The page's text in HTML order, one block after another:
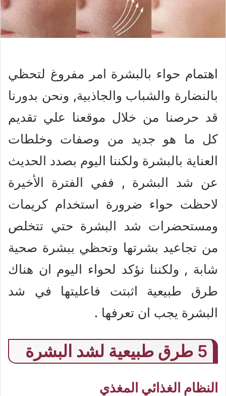
اهتمام حواء بالبشرة امر مفروغ لتحظي
بالنضارة والشباب والجاذبية, ونحن بدورنا
قد حرصنا من خلال موقعنا علي تقديم
كل ما هو جديد من وصفات وخلطات
العناية بالبشرة ولكننا اليوم بصدد الحديث
عن شد البشرة , ففي الفترة الأخيرة
لاحظت حواء ضرورة استخدام كريمات
ومستحضرات شد البشرة حتي تتخلص
من تجاعيد بشرتها وتحظي ببشرة صحية
شابة , ولكننا نؤكد لحواء اليوم ان هناك
طرق طبيعية اثبتت فاعليتها في شد
البشرة يجب ان تعرفها .
5 طرق طبيعية لشد البشرة
النظام الغذائي المغذي